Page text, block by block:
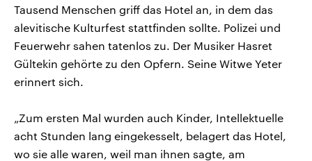
Tausend Menschen griff das Hotel an, in dem das
alevitische Kulturfest stattfinden sollte. Polizei und
Feuerwehr sahen tatenlos zu. Der Musiker Hasret
Gültekin gehörte zu den Opfern. Seine Witwe Yeter
erinnert sich.
„Zum ersten Mal wurden auch Kinder, Intellektuelle
acht Stunden lang eingekesselt, belagert das Hotel,
wo sie alle waren, weil man ihnen sagte, am